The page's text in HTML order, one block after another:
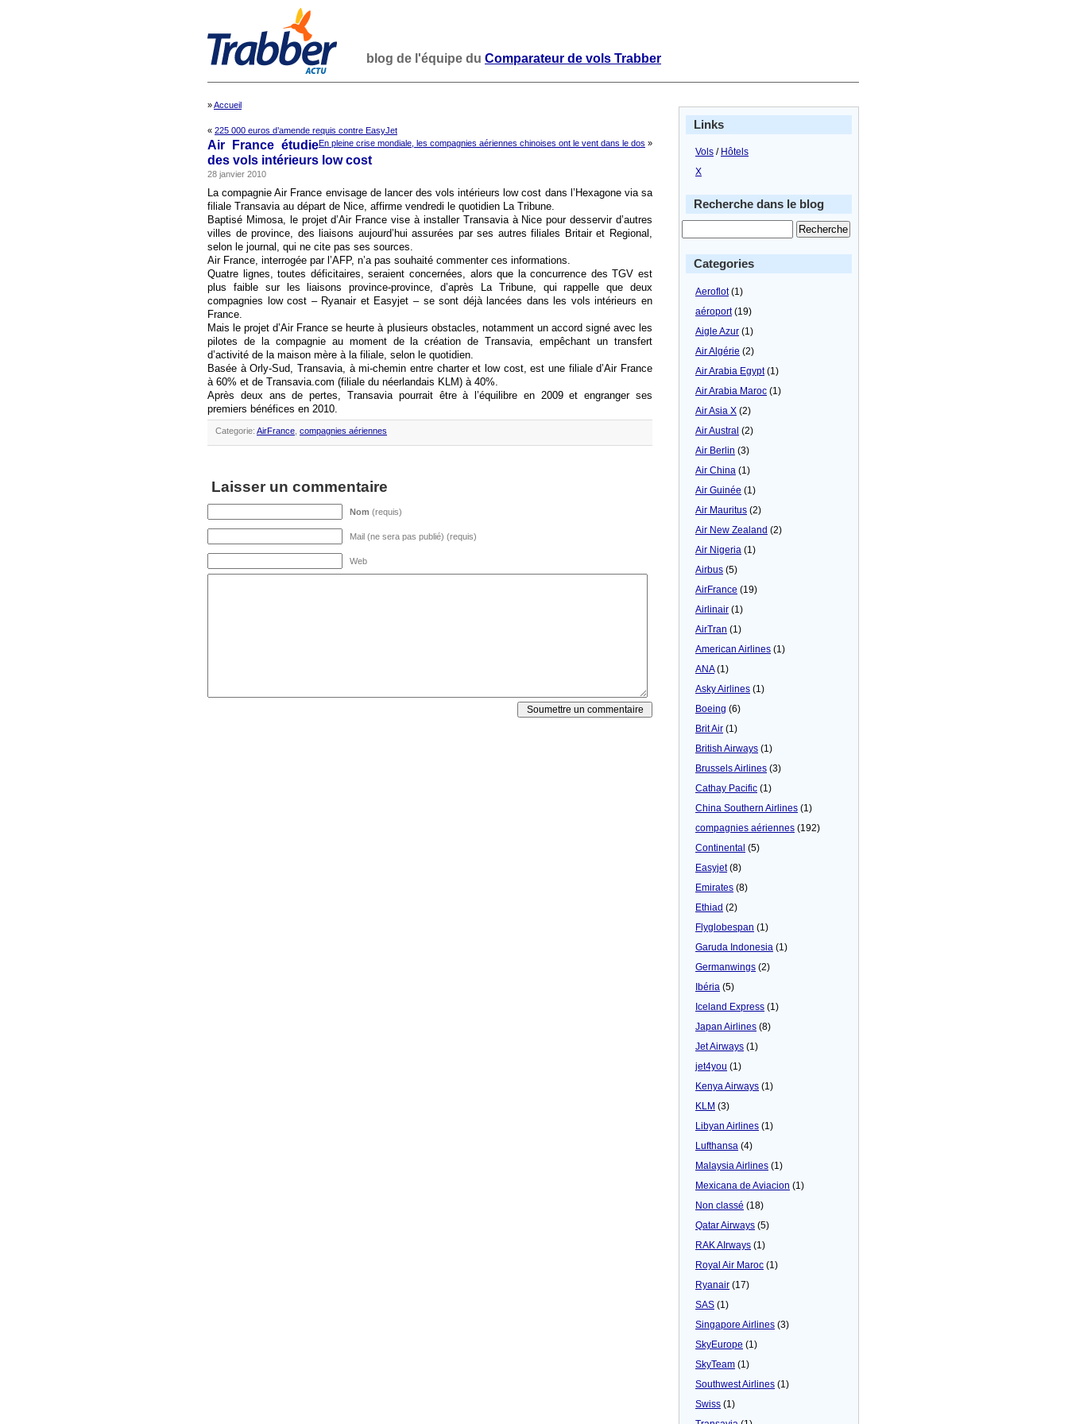
blog de l'équipe du Comparateur de vols Trabber
»Accueil
« 225 000 euros d’amende requis contre EasyJet
En pleine crise mondiale, les compagnies aériennes chinoises ont le vent dans le dos »
Air France étudie
des vols intérieurs low cost
28 janvier 2010
La compagnie Air France envisage de lancer des vols intérieurs low cost dans l’Hexagone via sa
filiale Transavia au départ de Nice, affirme vendredi le quotidien La Tribune.
Baptisé Mimosa, le projet d’Air France vise à installer Transavia à Nice pour desservir d’autres
villes de province, des liaisons aujourd’hui assurées par ses autres filiales Britair et Regional,
selon le journal, qui ne cite pas ses sources.
Air France, interrogée par l’AFP, n’a pas souhaité commenter ces informations.
Quatre lignes, toutes déficitaires, seraient concernées, alors que la concurrence des TGV est
plus faible sur les liaisons province-province, d’après La Tribune, qui rappelle que deux
compagnies low cost – Ryanair et Easyjet – se sont déjà lancées dans les vols intérieurs en
France.
Mais le projet d’Air France se heurte à plusieurs obstacles, notamment un accord signé avec les
pilotes de la compagnie au moment de la création de Transavia, empêchant un transfert
d’activité de la maison mère à la filiale, selon le quotidien.
Basée à Orly-Sud, Transavia, à mi-chemin entre charter et low cost, est une filiale d’Air France
à 60% et de Transavia.com (filiale du néerlandais KLM) à 40%.
Après deux ans de pertes, Transavia pourrait être à l’équilibre en 2009 et engranger ses
premiers bénéfices en 2010.
Categorie: AirFrance compagnies aériennes
Laisser un commentaire
Nom (requis)
Mail (ne sera pas publié) (requis)
Web
Links
Vols / Hôtels
X
Recherche dans le blog
Categories
Aeroflot(1)
aéroport(19)
Aigle Azur (1)
Air Algérie (2)
Air Arabia Egypt(1)
Air Arabia Maroc (1)
Air Asia X (2)
Air Austral (2)
Air Berlin (3)
Air China (1)
Air Guinée (1)
Air Mauritus (2)
Air New Zealand (2)
Air Nigeria (1)
Airbus (5)
AirFrance (19)
Airlinair (1)
AirTran (1)
American Airlines (1)
ANA(1)
Asky Airlines (1)
Boeing (6)
Brit Air (1)
British Airways (1)
Brussels Airlines (3)
Cathay Pacific (1)
China Southern Airlines (1)
compagnies aériennes (192)
Continental (5)
Easyjet(8)
Emirates (8)
Ethiad (2)
Flyglobespan (1)
Garuda Indonesia (1)
Germanwings (2)
Ibéria (5)
Iceland Express (1)
Japan Airlines (8)
Jet Airways (1)
jet4you (1)
Kenya Airways (1)
KLM (3)
Libyan Airlines (1)
Lufthansa (4)
Malaysia Airlines (1)
Mexicana de Aviacion (1)
Non classé (18)
Qatar Airways (5)
RAK AIrways (1)
Royal Air Maroc (1)
Ryanair (17)
SAS (1)
Singapore Airlines (3)
SkyEurope (1)
SkyTeam (1)
Southwest Airlines (1)
Swiss (1)